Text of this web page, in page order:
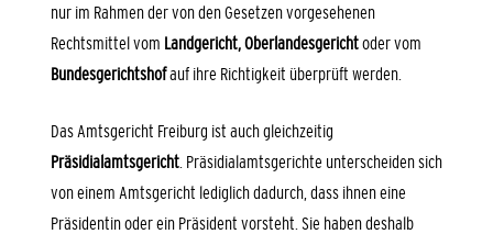
nur im Rahmen der von den Gesetzen vorgesehenen
Rechtsmittel vom Landgericht, Oberlandesgerichtoder vom
Bundesgerichtshofauf ihre Richtigkeit überprüft werden.
Das Amtsgericht Freiburg ist auch gleichzeitig
Präsidialamtsgericht . Präsidialamtsgerichte unterscheiden sich
von einem Amtsgericht lediglich dadurch, dass ihnen eine
Präsidentin oder ein Präsident vorsteht. Sie haben deshalb